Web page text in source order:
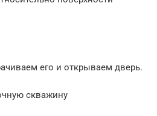
его и открываем дверь.
скважину